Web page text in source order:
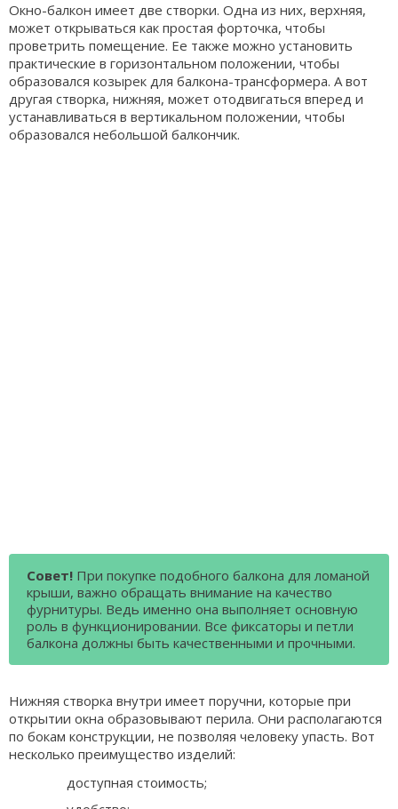
Окно-балкон имеет две створки. Одна из них, верхняя,
может открываться как простая форточка, чтобы
проветрить помещение. Ее также можно установить
практические в горизонтальном положении, чтобы
образовался козырек для балкона-трансформера. А вот
другая створка, нижняя, может отодвигаться вперед и
устанавливаться в вертикальном положении, чтобы
образовался небольшой балкончик.
Совет! При покупке подобного балкона для ломаной
крыши, важно обращать внимание на качество
фурнитуры. Ведь именно она выполняет основную
роль в функционировании. Все фиксаторы и петли
балкона должны быть качественными и прочными.
Нижняя створка внутри имеет поручни, которые при
открытии окна образовывают перила. Они располагаются
по бокам конструкции, не позволяя человеку упасть. Вот
несколько преимущество изделий:
доступная стоимость;